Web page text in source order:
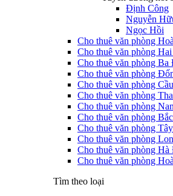
Định Công
Nguyễn
Ngọc Hồi
Cho thuê văn phòng
Cho thuê văn phòng
Cho thuê văn phòng Ba
Cho thuê văn phòng
Cho thuê văn phòng
Cho thuê văn phòng
Cho thuê văn phòng
Cho thuê văn phòng
Cho thuê văn phòng
Cho thuê văn phòng
Cho thuê văn phòng
Cho thuê văn phòng
Tìm theo loại